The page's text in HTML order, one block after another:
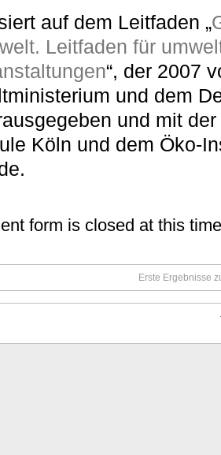
auf dem Leitfaden „
Leitfaden für
“, der 2007
und dem
und mit
Köln und dem Öko-
form is closed at this
Erste Ergebnisse